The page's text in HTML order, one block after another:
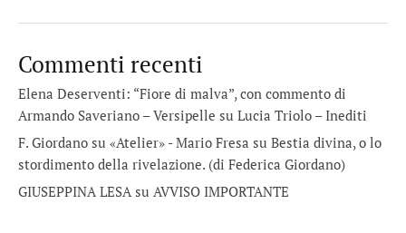
Commenti recenti
Elena Deserventi: “Fiore di malva”, con commento di
Armando Saveriano – Versipelle su Lucia Triolo – Inediti
F. Giordano su «Atelier» - Mario Fresa su Bestia divina, o lo
stordimento della rivelazione. (di Federica Giordano)
GIUSEPPINA LESA su AVVISO IMPORTANTE